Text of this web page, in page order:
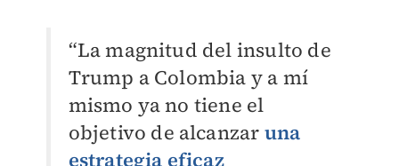
“La magnitud del insulto de
Trump a Colombia y a mí
mismo ya no tiene el
objetivo de alcanzar una
estrategia eficaz